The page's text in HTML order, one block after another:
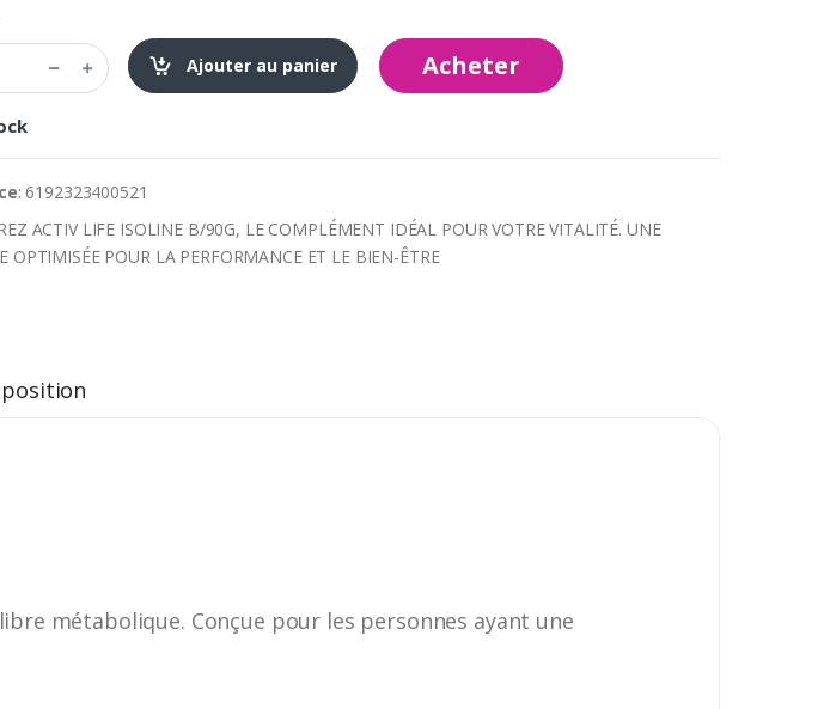
Ajouter au panier
Acheter
: 6192323400521
ACTIV LIFE ISOLINE B/90G, LE COMPLÉMENT IDÉAL POUR VOTRE VITALITÉ. UNE
OPTIMISÉE POUR LA PERFORMANCE ET LE BIEN-ÊTRE
métabolique. Conçue pour les personnes ayant une